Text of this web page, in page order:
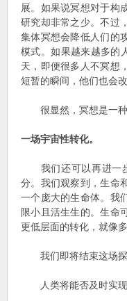
展。如果说冥想对于构
研究却非常之少。不过
集体冥想会降低人们的
模式。如果越来越多的
天，即便很多人不冥想
短暂的瞬间，他们也会
很显然，冥想是一种
一场宇宙性转化。
我们还可以再进一步
分。我们观察到，生命
一个庞大的生命体。我
限小且活生生的。生命
更低层面的转化，就像
我们即将结束这场探
人类将能否及时实现